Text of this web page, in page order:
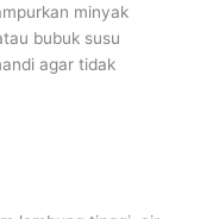
minyak
bubuk susu
agar tidak